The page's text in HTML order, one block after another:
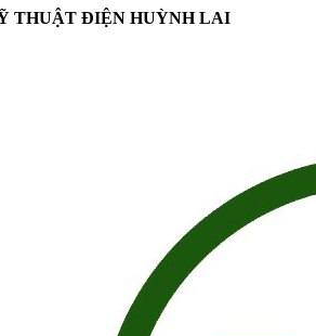
THUẬT ĐIỆN HUỲNH LAI